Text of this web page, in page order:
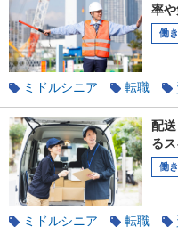
率
働
ミドルシニア 転職
配
る
働
ミドルシニア 転職